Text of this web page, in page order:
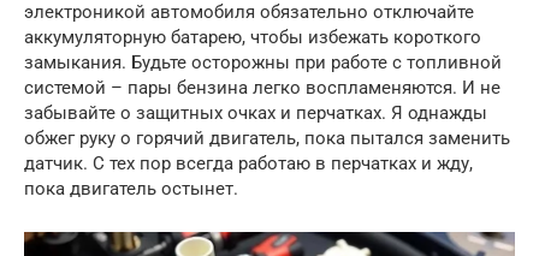
электроникой автомобиля обязательно отключайте
аккумуляторную батарею, чтобы избежать короткого
замыкания. Будьте осторожны при работе с топливной
системой – пары бензина легко воспламеняются. И не
забывайте о защитных очках и перчатках. Я однажды
обжег руку о горячий двигатель, пока пытался заменить
датчик. С тех пор всегда работаю в перчатках и жду,
пока двигатель остынет.